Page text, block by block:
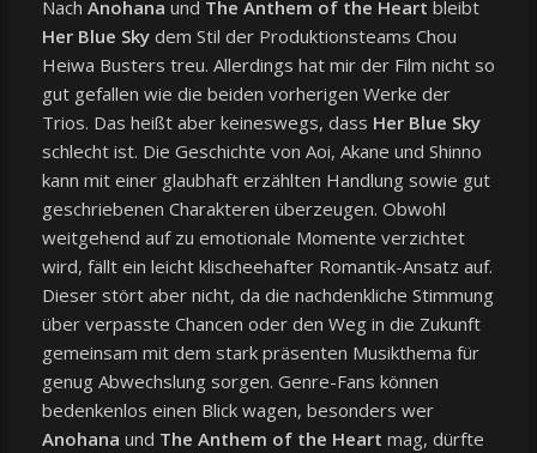
Nach Anohana und The Anthem of the Heart bleibt
Her Blue Skydem Stil der Produktionsteams Chou
Heiwa Busters treu. Allerdings hat mir der Film nicht so
gut gefallen wie die beiden vorherigen Werke der
Trios. Das heißt aber keineswegs, dass Her Blue Sky
schlecht ist. Die Geschichte von Aoi, Akane und Shinno
kann mit einer glaubhaft erzählten Handlung sowie gut
geschriebenen Charakteren überzeugen. Obwohl
weitgehend auf zu emotionale Momente verzichtet
wird, fällt ein leicht klischeehafter Romantik-Ansatz auf.
Dieser stört aber nicht, da die nachdenkliche Stimmung
über verpasste Chancen oder den Weg in die Zukunft
gemeinsam mit dem stark präsenten Musikthema für
genug Abwechslung sorgen. Genre-Fans können
bedenkenlos einen Blick wagen, besonders wer
Anohana und The Anthem of the Heart mag, dürfte